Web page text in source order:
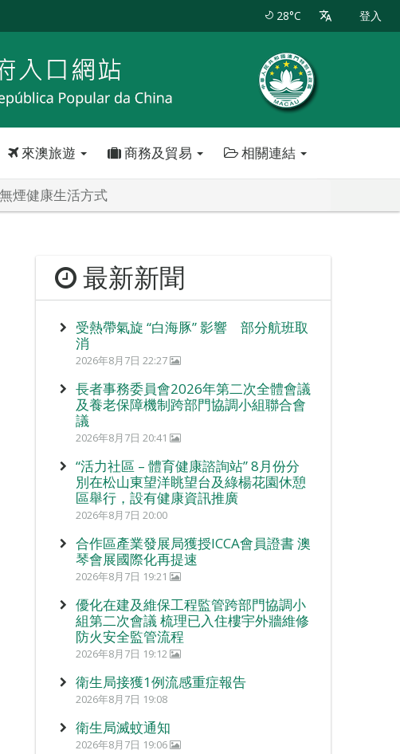
28°C 登入
來澳旅遊 商務及貿易 相關連結
煙健康生活方式
最新新聞
受熱帶氣旋 “白海豚” 影響 部分航班取
消
2026年8月7日 22:27
長者事務委員會2026年第二次全體會議
及養老保障機制跨部門協調小組聯合會
議
2026年8月7日 20:41
“活力社區 – 體育健康諮詢站” 8月份分
別在松山東望洋眺望台及綠楊花園休憩
區舉行，設有健康資訊推廣
2026年8月7日 20:00
合作區產業發展局獲授ICCA會員證書 澳
琴會展國際化再提速
2026年8月7日 19:21
優化在建及維保工程監管跨部門協調小
組第二次會議 梳理已入住樓宇外牆維修
防火安全監管流程
2026年8月7日 19:12
衛生局接獲1例流感重症報告
2026年8月7日 19:08
衛生局滅蚊通知
2026年8月7日 19:06